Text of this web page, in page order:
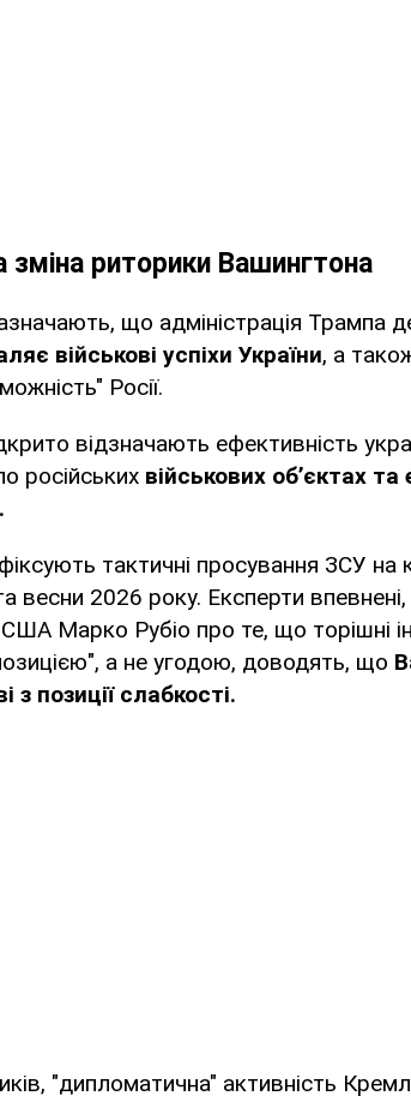
зміна риторики Вашингтона
що адміністрація Трампа
військові успіхи України, а
Росії.
відзначають ефективність
російських військових об’єктах та
тактичні просування ЗСУ на
весни 2026 року. Експерти
Марко Рубіо про те, що торішні
а не угодою, доводять, що
з позиції слабкості.
"дипломатична" активність